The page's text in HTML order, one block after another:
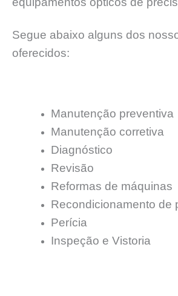
Segue abaixo alguns dos
oferecidos:
Manutenção preventiva
Manutenção corretiva
Diagnóstico
Revisão
Reformas de máquinas
Recondicionamento de
Perícia
Inspeção e Vistoria